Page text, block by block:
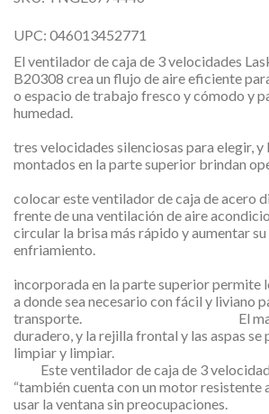
UPC: 046013452771
El ventilador de caja de 3 velocidades
B20308 crea un flujo de aire eficiente
o espacio de trabajo fresco y cómodo y
humedad.
tres velocidades silenciosas para elegir, y
montados en la parte superior
colocar este ventilador de caja de acero
frente de una ventilación de aire
circular la brisa más rápido y aumentar
Un
incorporada en la parte superior permite
a donde sea necesario con fácil y liviano
transporte. El marco
duradero, y la rejilla frontal y las aspas se
limpiar y
Este ventilador de caja de 3
“también cuenta con un motor resistente
usar la ventana sin preocupaciones.